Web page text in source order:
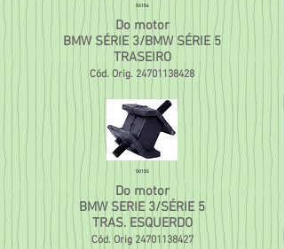
50154
Do motor
BMW SÉRIE 3/BMW SÉRIE 5
TRASEIRO
Cód. Orig. 24701138428
50155
Do motor
BMW SERIE 3/SÉRIE 5
TRAS. ESQUERDO
Cód. Orig 24701138427